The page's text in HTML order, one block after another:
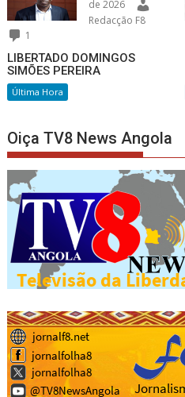
de 2026
Redacção F8
1
LIBERTADO DOMINGOS
SIMÕES PEREIRA
Última Hora
Oiça TV8 News Angola